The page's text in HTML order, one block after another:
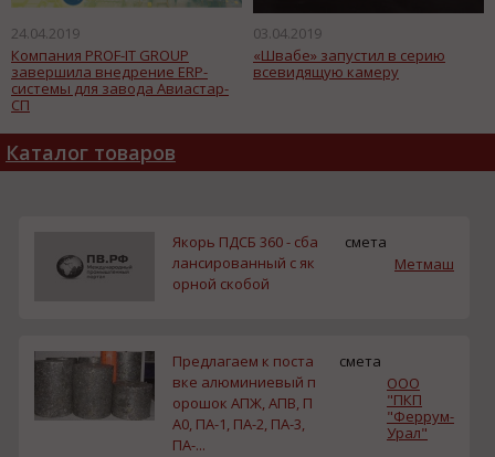
24.04.2019
Компания PROF-IT GROUP
завершила внедрение ERP-
системы для завода Авиастар-
СП
03.04.2019
«Швабе» запустил в серию
всевидящую камеру
Каталог товаров
Якорь ПДСБ 360 - сба
лансированный с як
орной скобой
смета
Метмаш
Предлагаем к поста
вке алюминиевый п
орошок АПЖ, АПВ, П
А0, ПА-1, ПА-2, ПА-3,
ПА-...
смета
ООО
"ПКП
"Феррум-
Урал"